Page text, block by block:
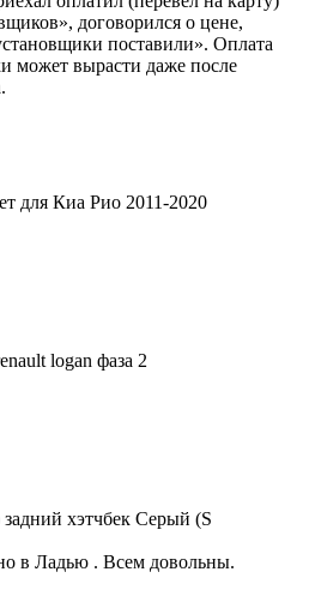
договорился о цене,
поставили». Оплата
может вырасти даже после
для Киа Рио 2011-2020
logan фаза 2
хэтчбек Серый (S
в Ладью . Всем довольны.